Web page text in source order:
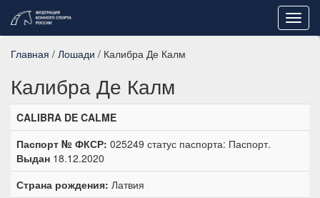
Главная / Лошади / Калибра Де Калм
Калибра Де Калм
CALIBRA DE CALME
Паспорт № ФКСР: 025249 статус паспорта: Паспорт.
Выдан 18.12.2020
Страна рождения: Латвия